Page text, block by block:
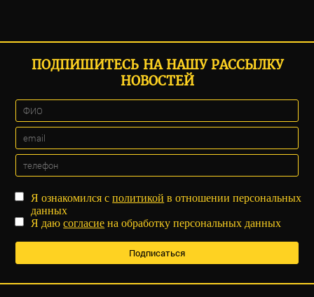
ПОДПИШИТЕСЬ НА НАШУ РАССЫЛКУ
НОВОСТЕЙ
Я ознакомился сполитикой в отношении персональных
данных
Я даюсогласие на обработку персональных данных